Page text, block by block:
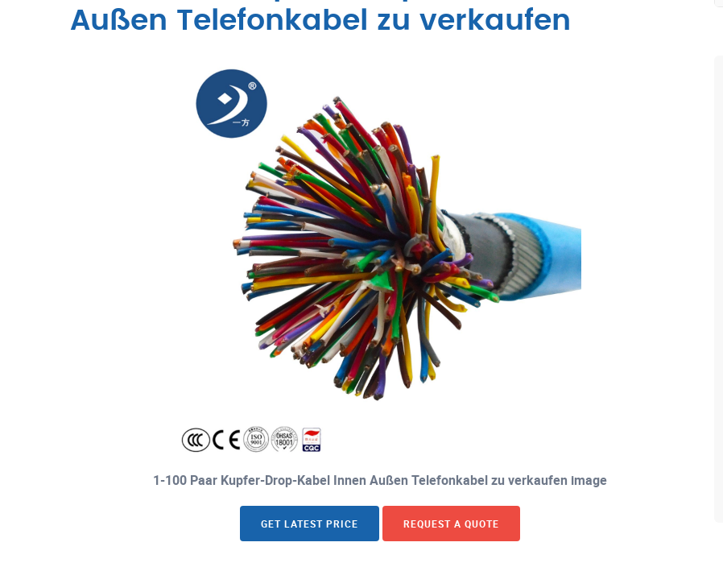
Außen Telefonkabel zu verkaufen
1-100 Paar Kupfer-Drop-Kabel Innen Außen Telefonkabel zu verkaufen image
GET LATEST PRICE REQUEST A QUOTE